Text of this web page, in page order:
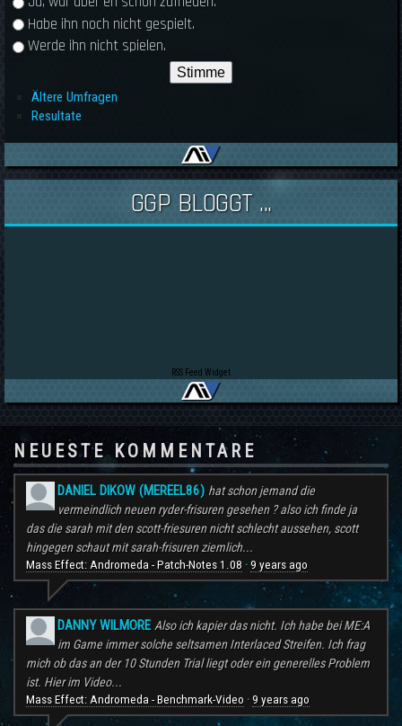
Habe ihn noch nicht gespielt.
Werde ihn nicht spielen.
Ältere Umfragen
Resultate
GGP BLOGGT ...
RSS Feed Widget
NEUESTE KOMMENTARE
DANIEL DIKOW (MEREEL86) hat schon jemand die
vermeindlich neuen ryder-frisuren gesehen ? also ich finde ja
das die sarah mit den scott-friesuren nicht schlecht aussehen, scott
hingegen schaut mit sarah-frisuren ziemlich...
Mass Effect: Andromeda - Patch-Notes 1.08 · 9 years ago
DANNY WILMORE Also ich kapier das nicht. Ich habe bei ME:A
im Game immer solche seltsamen Interlaced Streifen. Ich frag
mich ob das an der 10 Stunden Trial liegt oder ein generelles Problem
ist. Hier im Video...
Mass Effect: Andromeda - Benchmark-Video · 9 years ago